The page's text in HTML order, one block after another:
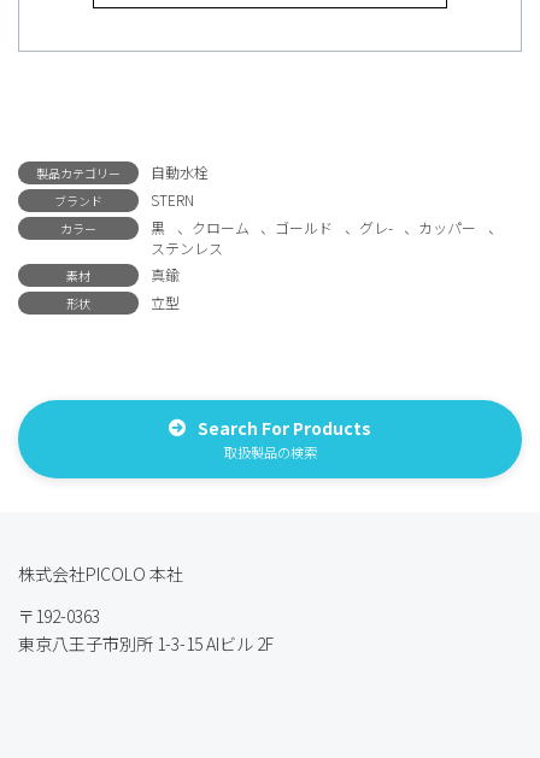
製品カテゴリー 自動水栓
ブランド STERN
カラー 黒 、 クローム 、 ゴールド 、 グレ- 、 カッパー
、
ステンレス
素材 真鍮
形状 立型
Search For Products
取扱製品の検索
株式会社PICOLO 本社
〒192-0363
東京八王子市別所 1-3-15 AIビル 2F